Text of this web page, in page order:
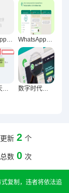
WhatsApp网页版用户体验实录，便捷与痛点交织的全景反馈 WhatsApp网页版长时间使用稳定性深度解析，技术架构与用户体验的全面考察
电脑聊天工具，重塑办公节奏的双刃剑
新 2 个
数 0 次
复制，违者将依法追